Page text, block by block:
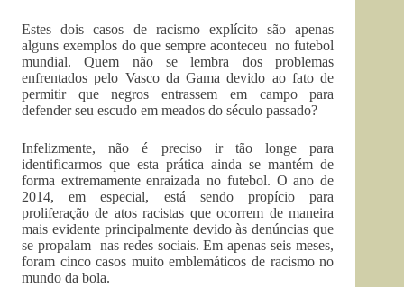
Estes dois casos de racismo explícito são apenas
alguns exemplos do que sempre aconteceu no futebol
mundial. Quem não se lembra dos problemas
enfrentados pelo Vasco da Gama devido ao fato de
permitir que negros entrassem em campo para
defender seu escudo em meados do século passado?
Infelizmente, não é preciso ir tão longe para
identificarmos que esta prática ainda se mantém de
forma extremamente enraizada no futebol. O ano de
2014, em especial, está sendo propício para
proliferação de atos racistas que ocorrem de maneira
mais evidente principalmente devido às denúncias que
se propalam nas redes sociais. Em apenas seis meses,
foram cinco casos muito emblemáticos de racismo no
mundo da bola.